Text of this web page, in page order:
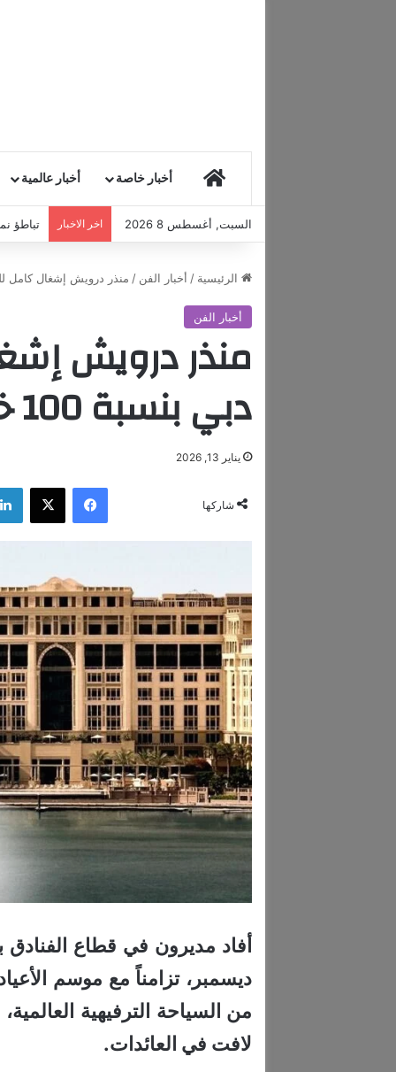
أخبار خاصة أخبار عالمية
السبت, أغسطس 8 2026 اخر الاخبار تباطؤ
الرئيسية / أخبار الفن / منذر درويش إشغال كامل للفنادق في
أخبار الفن
منذر درويش
دبي بنسبة 100 خلال موسم الأعياد
يناير 13, 2026
شاركها
فيسبوك ‫X
أفاد مديرون في قطاع الفنادق
ديسمبر، تزامناً مع موسم
من السياحة الترفيهية
لافت في العائدات.